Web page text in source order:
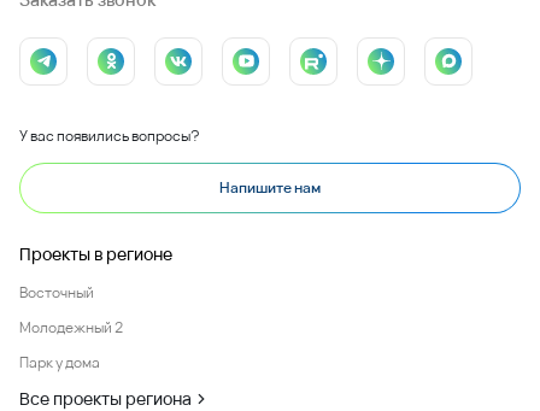
У вас появились вопросы?
Напишите нам
Проекты в регионе
Восточный
Молодежный 2
Парк у дома
Все проекты региона